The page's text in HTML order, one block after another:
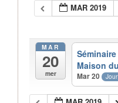
MAR 2019
MAR
20
mer
Maison
Mar 20